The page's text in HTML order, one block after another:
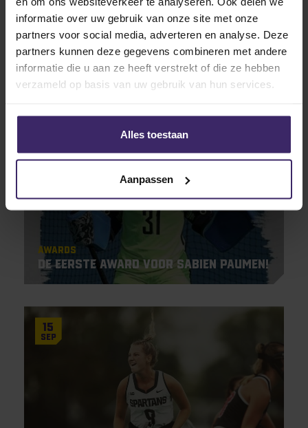
informatie over uw gebruik van onze site met onze
partners voor social media, adverteren en analyse. Deze
partners kunnen deze gegevens combineren met andere
informatie die u aan ze heeft verstrekt of die ze hebben
verzameld op basis van uw gebruik van hun services.
Alles toestaan
Aanpassen
#Fromtheboardroom
KingsTalent Team of the Week!
Awards
De eerste award voor Sabien Paumen!
15
Sep